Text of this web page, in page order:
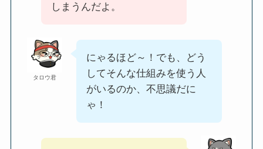
しまうんだよ。
タロウ君
にゃるほど～！でも、どう
してそんな仕組みを使う人
がいるのか、不思議だに
ゃ！